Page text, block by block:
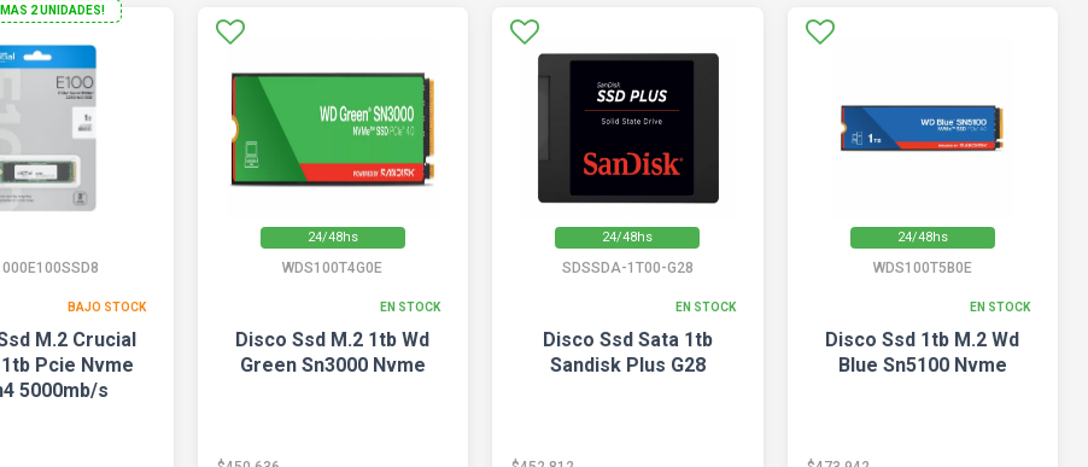
2 UNIDADES!
BAJO STOCK
M.2 Crucial
1tb Pcie Nvme
5000mb/s
24/48hs
WDS100T4G0E
EN STOCK
Disco Ssd M.2 1tb Wd
Green Sn3000 Nvme
24/48hs
SDSSDA-1T00-G28
EN STOCK
Disco Ssd Sata 1tb
Sandisk Plus G28
24/48hs
WDS100T5B0E
EN STOCK
Disco Ssd 1tb M.2 Wd
Blue Sn5100 Nvme